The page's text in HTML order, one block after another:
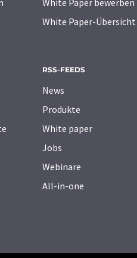
White Paper bewerben
White Paper-Übersicht
RSS-FEEDS
News
Produkte
White paper
Jobs
Webinare
All-in-one